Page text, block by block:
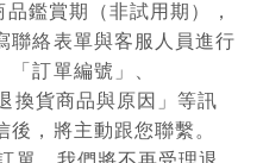
鑑賞期（非試用期），
聯絡表單與客服人員進行
訂單編號」、
換貨商品與原因」等訊
，將主動跟您聯繫。